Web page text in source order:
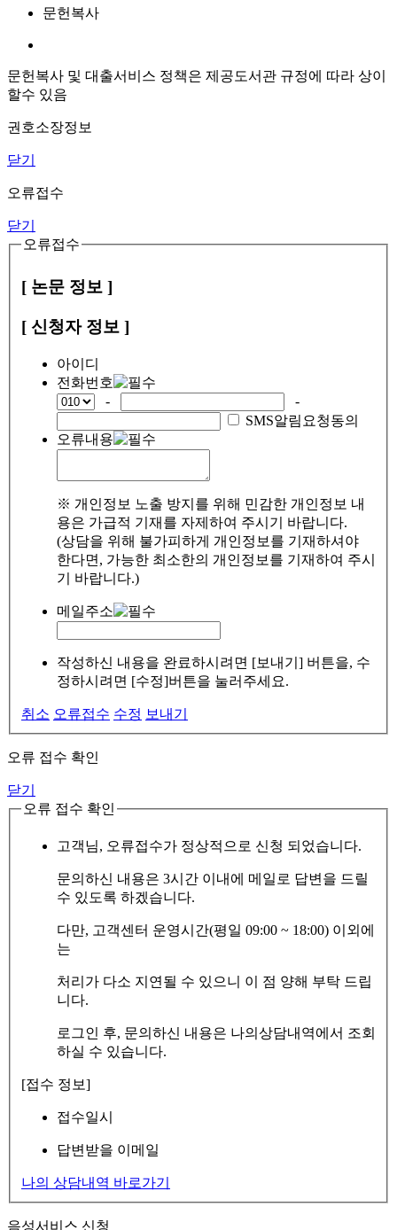
문헌복사
문헌복사 및 대출서비스 정책은 제공도서관 규정에 따라 상이
할수 있음
권호소장정보
닫기
오류접수
닫기
오류접수
[ 논문 정보 ]
[ 신청자 정보 ]
아이디
전화번호
-
-
SMS알림요청동의
오류내용
※ 개인정보 노출 방지를 위해 민감한 개인정보 내
용은 가급적 기재를 자제하여 주시기 바랍니다.
(상담을 위해 불가피하게 개인정보를 기재하셔야
한다면, 가능한 최소한의 개인정보를 기재하여 주시
기 바랍니다.)
메일주소
작성하신 내용을 완료하시려면 [보내기] 버튼을, 수
정하시려면 [수정]버튼을 눌러주세요.
취소 오류접수 수정 보내기
오류 접수 확인
닫기
오류 접수 확인
고객님, 오류접수가 정상적으로 신청 되었습니다.
문의하신 내용은 3시간 이내에 메일로 답변을 드릴
수 있도록 하겠습니다.
다만, 고객센터 운영시간(평일 09:00 ~ 18:00) 이외에
는
처리가 다소 지연될 수 있으니 이 점 양해 부탁 드립
니다.
로그인 후, 문의하신 내용은 나의상담내역에서 조회
하실 수 있습니다.
[접수 정보]
접수일시
답변받을 이메일
나의 상담내역 바로가기
음성서비스 신청